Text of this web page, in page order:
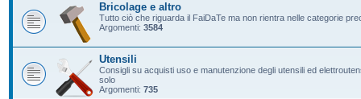
Bricolage e altro
Tutto ciò che riguarda il FaiDaTe ma non rientra nelle categorie
Argomenti: 3584
Utensili
Consigli su acquisti uso e manutenzione degli utensili ed
solo
Argomenti: 735